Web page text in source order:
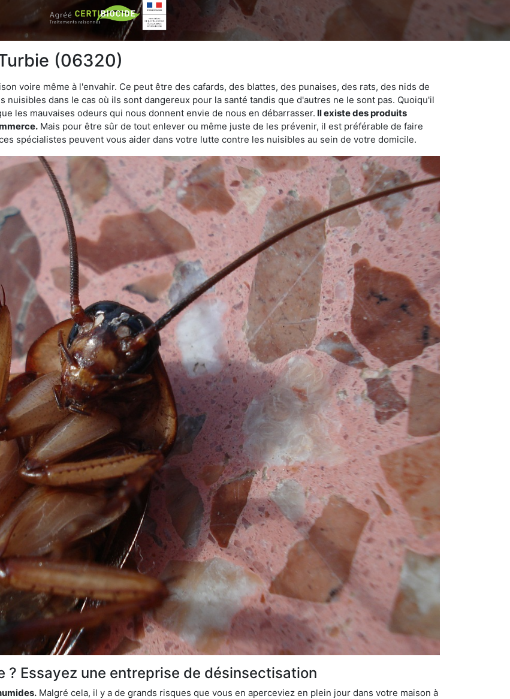
(06320)
voire même à l'envahir. Ce peut être des cafards, des blattes, des punaises, des rats, des nids de
dans le cas où ils sont dangereux pour la santé tandis que d'autres ne le sont pas. Quoiqu'il
les mauvaises odeurs qui nous donnent envie de nous en débarrasser. Il existe des produits
Mais pour être sûr de tout enlever ou même juste de les prévenir, il est préférable de faire
spécialistes peuvent vous aider dans votre lutte contre les nuisibles au sein de votre domicile.
? Essayez une entreprise de désinsectisation
Malgré cela, il y a de grands risques que vous en aperceviez en plein jour dans votre maison à